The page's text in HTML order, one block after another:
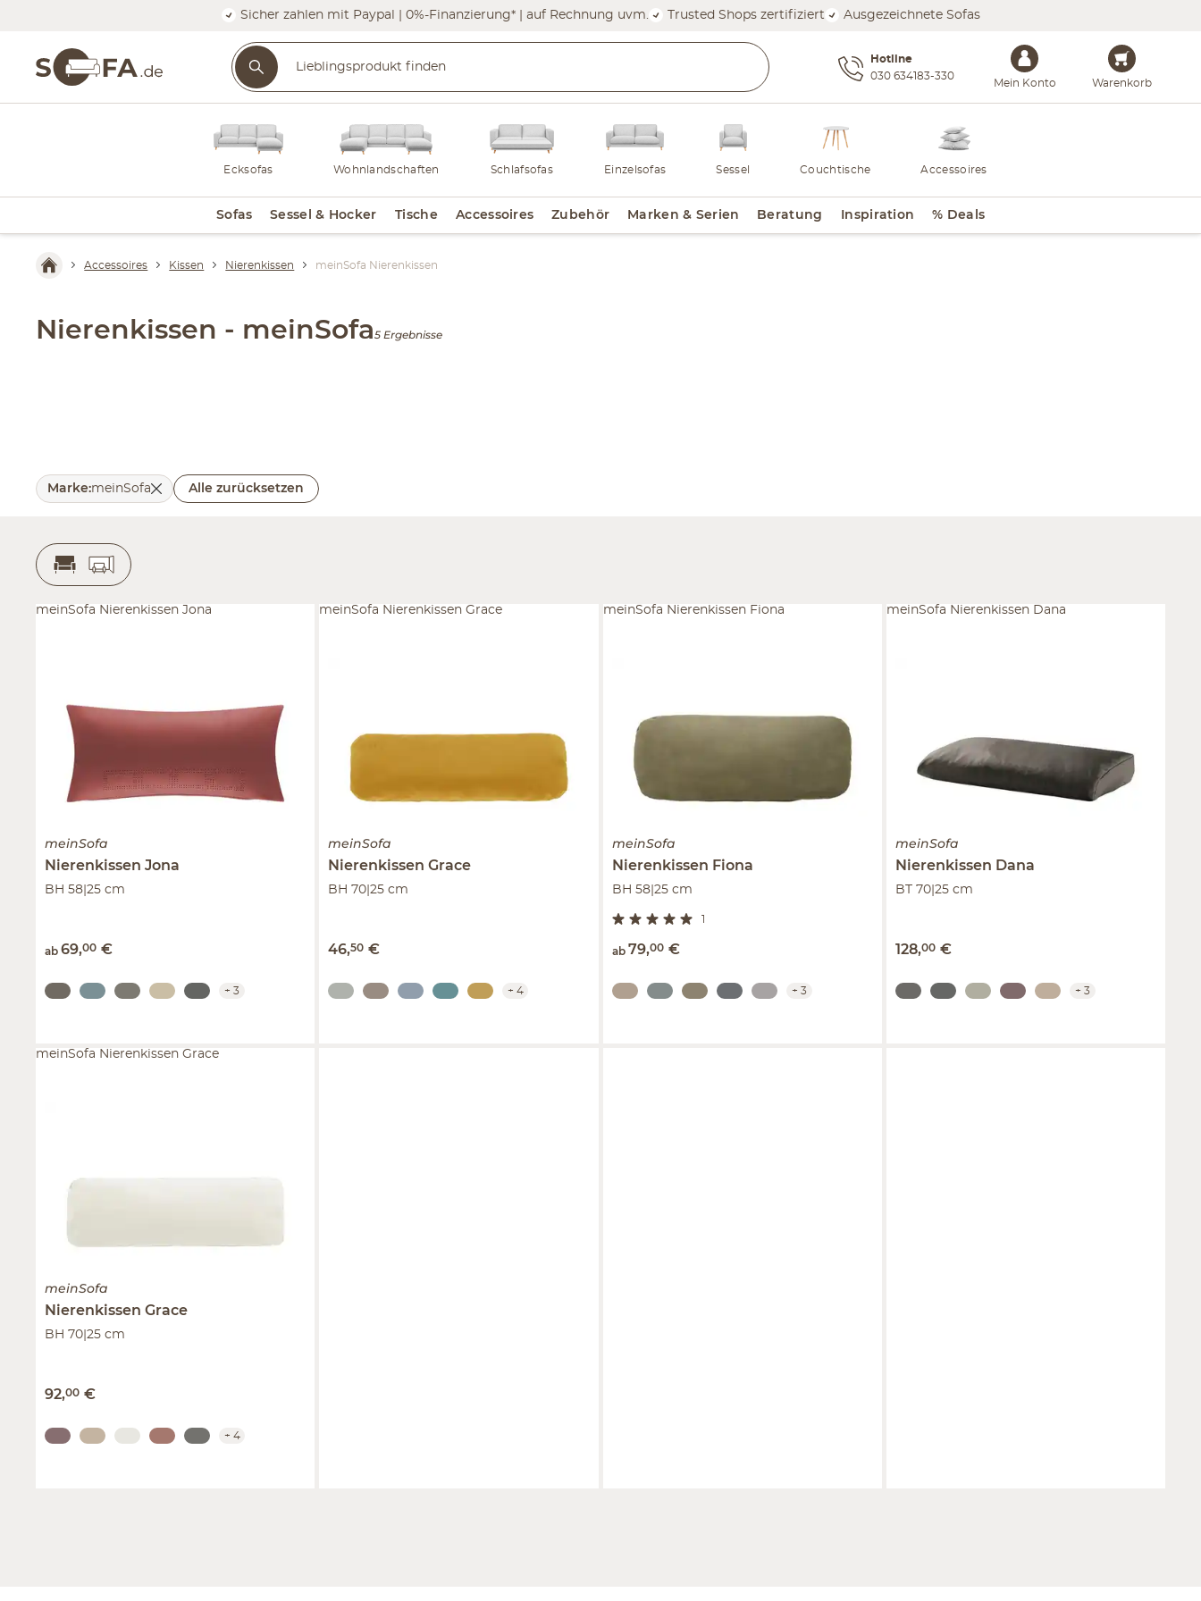
Sicher zahlen mit Paypal | 0%-Finanzierung* | auf Rechnung uvm. Trusted Shops zertifiziert Ausgezeichnete Sofas
Hotline
030 634183-330
Mein Konto Warenkorb
Ecksofas Wohnlandschaften Schlafsofas Einzelsofas Sessel Couchtische Accessoires
Sofas Sessel & Hocker Tische Accessoires Zubehör Marken & Serien Beratung Inspiration % Deals
Accessoires Kissen Nierenkissen meinSofa Nierenkissen
Nierenkissen - meinSofa5 Ergebnisse
Marke:meinSofa Alle zurücksetzen
meinSofa
NierenkissenJona
BH 58|25 cm
ab 69,00 €
meinSofa Nierenkissen Jona
+3
meinSofa
NierenkissenGrace
BH 70|25 cm
46,50 €
meinSofa Nierenkissen Grace
+ 4
meinSofa
Nierenkissen Fiona
BH 58|25 cm
1
ab 79,00 €
meinSofa Nierenkissen Fiona
+ 3
meinSofa
Nierenkissen Dana
BT 70|25 cm
128,00 €
meinSofa Nierenkissen Dana
+ 3
meinSofa
NierenkissenGrace
BH 70|25 cm
92,00 €
meinSofa Nierenkissen Grace
+ 4